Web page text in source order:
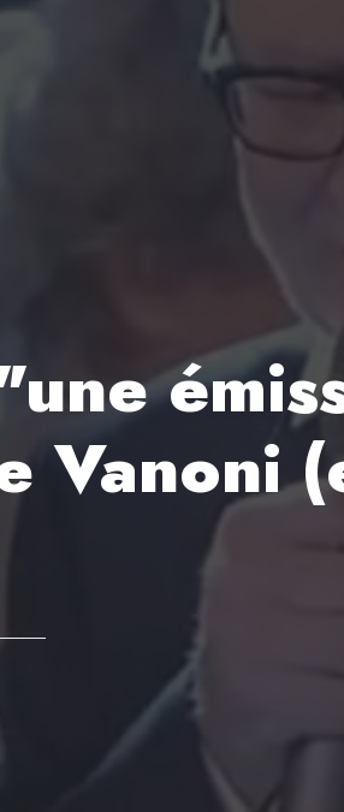
Vanoni